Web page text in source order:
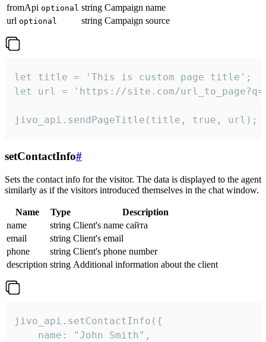
fromApi optional string Campaign name
url optional string Campaign source
let title = 'This is custom page title';
let url = 'https://site.com/
jivo_api.sendPageTitle(title, true, url);
setContactInfo#
Sets the contact info for the visitor. The data is displayed to the agent
similarly as if the visitors introduced themselves in the chat window.
Name Type
Description
name
string Client's name сайта
email
string Client's email
phone
string Client's phone number
description string Additional information about the client
jivo_api.setContactInfo({
    name: "John Smith",